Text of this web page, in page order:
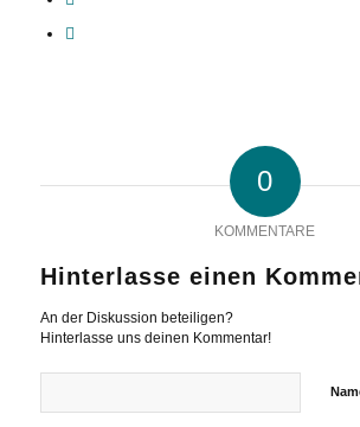
0
KOMMENTARE
Hinterlasse einen
An der Diskussion beteiligen?
Hinterlasse uns deinen Kommentar!